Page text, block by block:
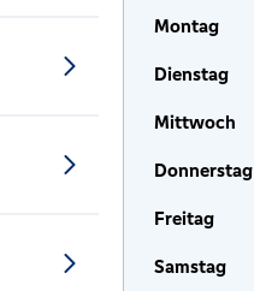
Montag
Dienstag
Mittwoch
Donnerstag
Freitag
Samstag